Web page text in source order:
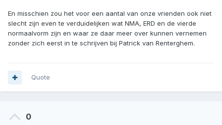
En misschien zou het voor een aantal van onze vrienden ook niet
slecht zijn even te verduidelijken wat NMA, ERD en de vierde
normaalvorm zijn en waar ze daar meer over kunnen vernemen
zonder zich eerst in te schrijven bij Patrick van Renterghem.
Quote
0